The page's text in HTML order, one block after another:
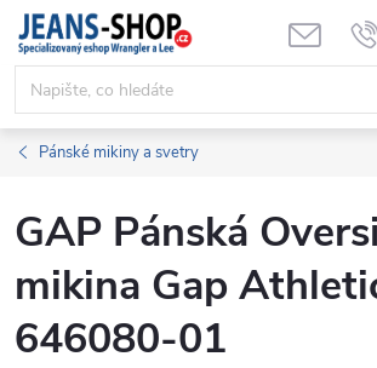
Přejít
obsah
Pánské mikiny a svetry
GAP Pánská
mikina Gap
646080-01